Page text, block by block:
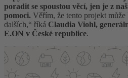
poradit se spoustou věcí, jen je z
pomoci. Věřím, že tento projekt
dalších,“ říká Claudia Viohl,
E.ON v České republice.